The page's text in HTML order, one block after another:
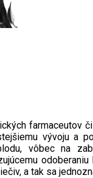
farmaceutov
vývoju a
vôbec na
a tak sa